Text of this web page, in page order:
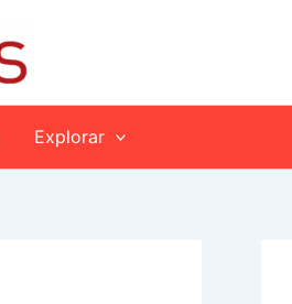
Explorar